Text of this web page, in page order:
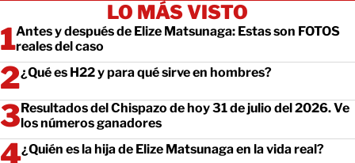
LO MÁS VISTO
Antes y después de Elize Matsunaga: Estas son FOTOS
reales del caso
¿Qué es H22 y para qué sirve en hombres?
Resultados del Chispazo de hoy 31 de julio del 2026. Ve
los números ganadores
¿Quién es la hija de Elize Matsunaga en la vida real?